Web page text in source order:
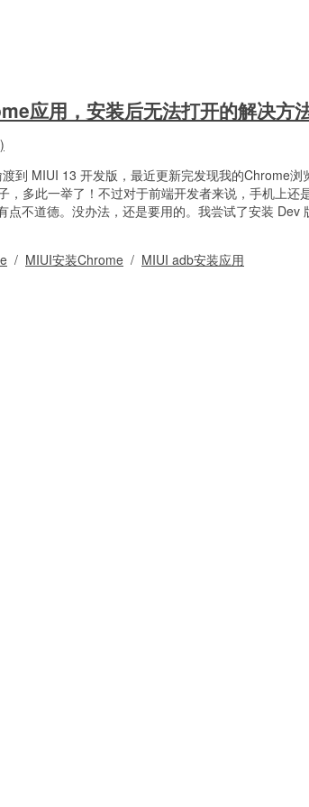
应用，安装后无法打开的解决方
)
到 MIUI 13 开发版，最近更新完发现我的Chrome浏
，多此一举了！不过对于前端开发者来说，手机上还
不道德。没办法，还是要用的。我尝试了安装 Dev
/ MIUI安装Chrome / MIUI adb安装应用